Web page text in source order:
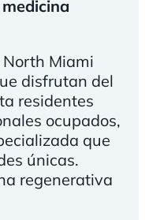
Miami
disfrutan del
residentes
ocupados,
que
únicas.
regenerativa